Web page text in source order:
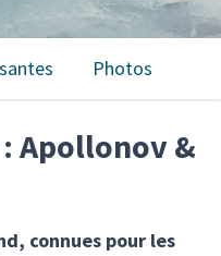
Photos
Apollonov &
connues pour les